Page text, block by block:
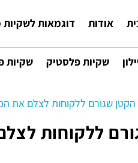
אודות דוגמאות
שקיות פלסטיק שקיות
שגורם ללקוחות לצלם את
ללקוחות